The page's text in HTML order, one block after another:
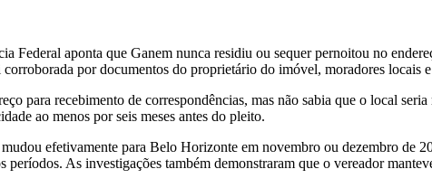
Federal aponta que Ganem nunca residiu ou sequer pernoitou no
por documentos do proprietário do imóvel, moradores locais
para recebimento de correspondências, mas não sabia que o local
ao menos por seis meses antes do pleito.
efetivamente para Belo Horizonte em novembro ou dezembro de
períodos. As investigações também demonstraram que o vereador